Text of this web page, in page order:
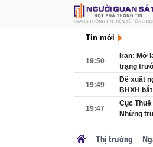
Tin mới
Iran: Mở
trạng
19:50
Đề xuất
BHXH
19:49
Cục
Những
19:47
Bộ Nông
khét, ồn
Thị trường